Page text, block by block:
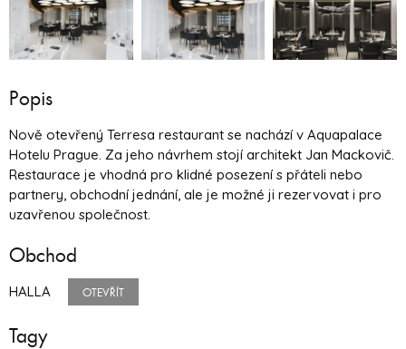
Popis
Nově otevřený Terresa restaurant se nachází v Aquapalace
Hotelu Prague. Za jeho návrhem stojí architekt Jan Mackovič.
Restaurace je vhodná pro klidné posezení s přáteli nebo
partnery, obchodní jednání, ale je možné ji rezervovat i pro
uzavřenou společnost.
Obchod
HALLA OTEVŘÍT
Tagy